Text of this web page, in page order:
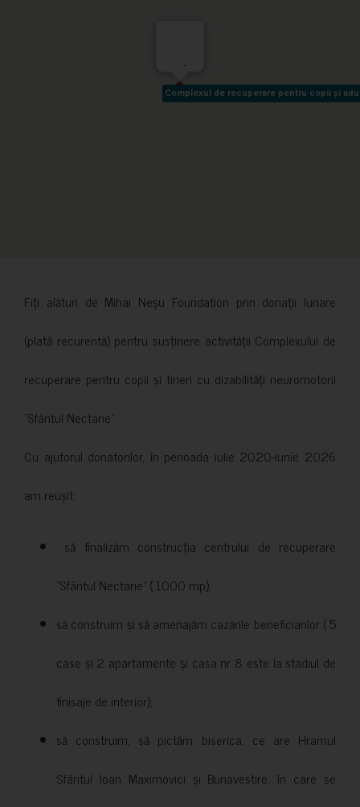
Complexul de recuperare pentru copii și
Complexul de recuperare pentru copii și
-
Fiți alături de Mihai Neșu Foundation prin donații lunare
(plată recurentă) pentru susținere activității Complexului de
recuperare pentru copii și tineri cu dizabilități neuromotorii
”Sfântul Nectarie”.
Cu ajutorul donatorilor, în perioada iulie 2020-iunie 2026
am reușit:
să finalizăm construcția centrului de recuperare
”Sfântul Nectarie” ( 1000 mp);
să construim și să amenajăm cazările beneficiarilor ( 5
case și 2 apartamente și casa nr 8 este la stadiul de
finisaje de interior);
să construim, să pictăm biserica, ce are Hramul
Sfântul Ioan Maximovici și Bunavestire, în care se